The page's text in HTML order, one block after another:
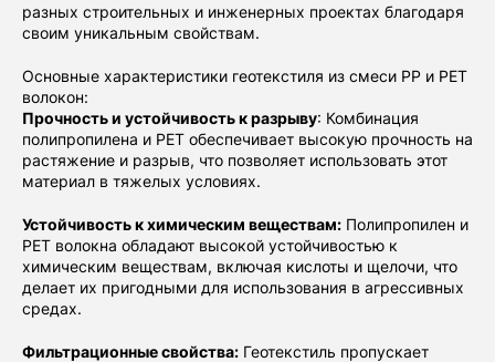
разных строительных и инженерных проектах благодаря
своим уникальным свойствам.
Основные характеристики геотекстиля из смеси PP и PET
волокон:
Прочность и устойчивость к разрыву: Комбинация
полипропилена и PET обеспечивает высокую прочность на
растяжение и разрыв, что позволяет использовать этот
материал в тяжелых условиях.
Устойчивость к химическим веществам: Полипропилен и
PET волокна обладают высокой устойчивостью к
химическим веществам, включая кислоты и щелочи, что
делает их пригодными для использования в агрессивных
средах.
Фильтрационные свойства: Геотекстиль пропускает